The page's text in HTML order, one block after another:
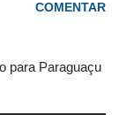
COMENTAR
para Paraguaçu